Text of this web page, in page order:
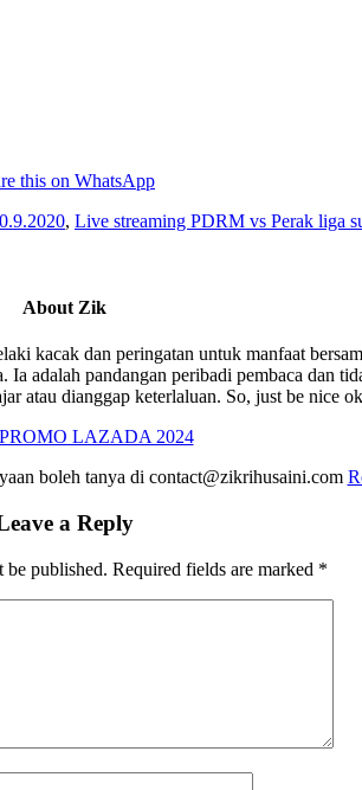
this on WhatsApp
, Live streaming PDRM vs Perak liga
About Zik
kacak dan peringatan untuk manfaat
pandangan peribadi pembaca dan
atau dianggap keterlaluan. So, just be nice
boleh tanya di contact@zikrihusaini.com
a Reply
be published. Required fields are marked *